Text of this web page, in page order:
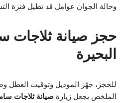
وحالة الجوان عوامل قد تطيل فترة
حجز صيانة ثلاجات
البحيرة
للحجز، جهّز الموديل وتوقيت العطل
الملخص يجعل زيارة صيانة ثلاجات